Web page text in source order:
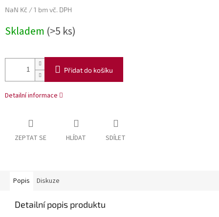
NaN Kč / 1 bm vč. DPH
Skladem (>5 ks)
Přidat do košíku
Detailní informace
ZEPTAT SE HLÍDAT SDÍLET
Popis Diskuze
Detailní popis produktu